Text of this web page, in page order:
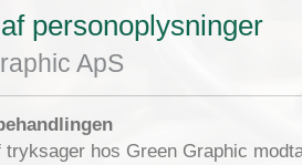
personoplysninger
ApS
hos Green Graphic